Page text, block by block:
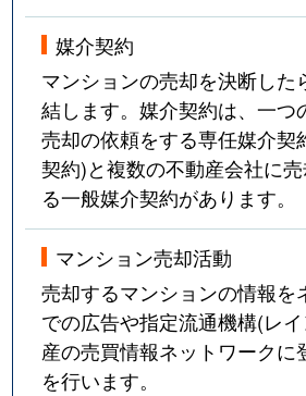
媒介契約
マンションの売却を決断した
結します。媒介契約は、一つ
売却の依頼をする専任媒介契
契約)と複数の不動産会社に
る一般媒介契約があります。
マンション売却活動
売却するマンションの情報を
での広告や指定流通機構(レ
産の売買情報ネットワークに
を行います。